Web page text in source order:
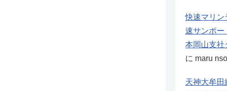
快速マリン
速サンポ
本岡山支社
に maru nso
天神大牟田